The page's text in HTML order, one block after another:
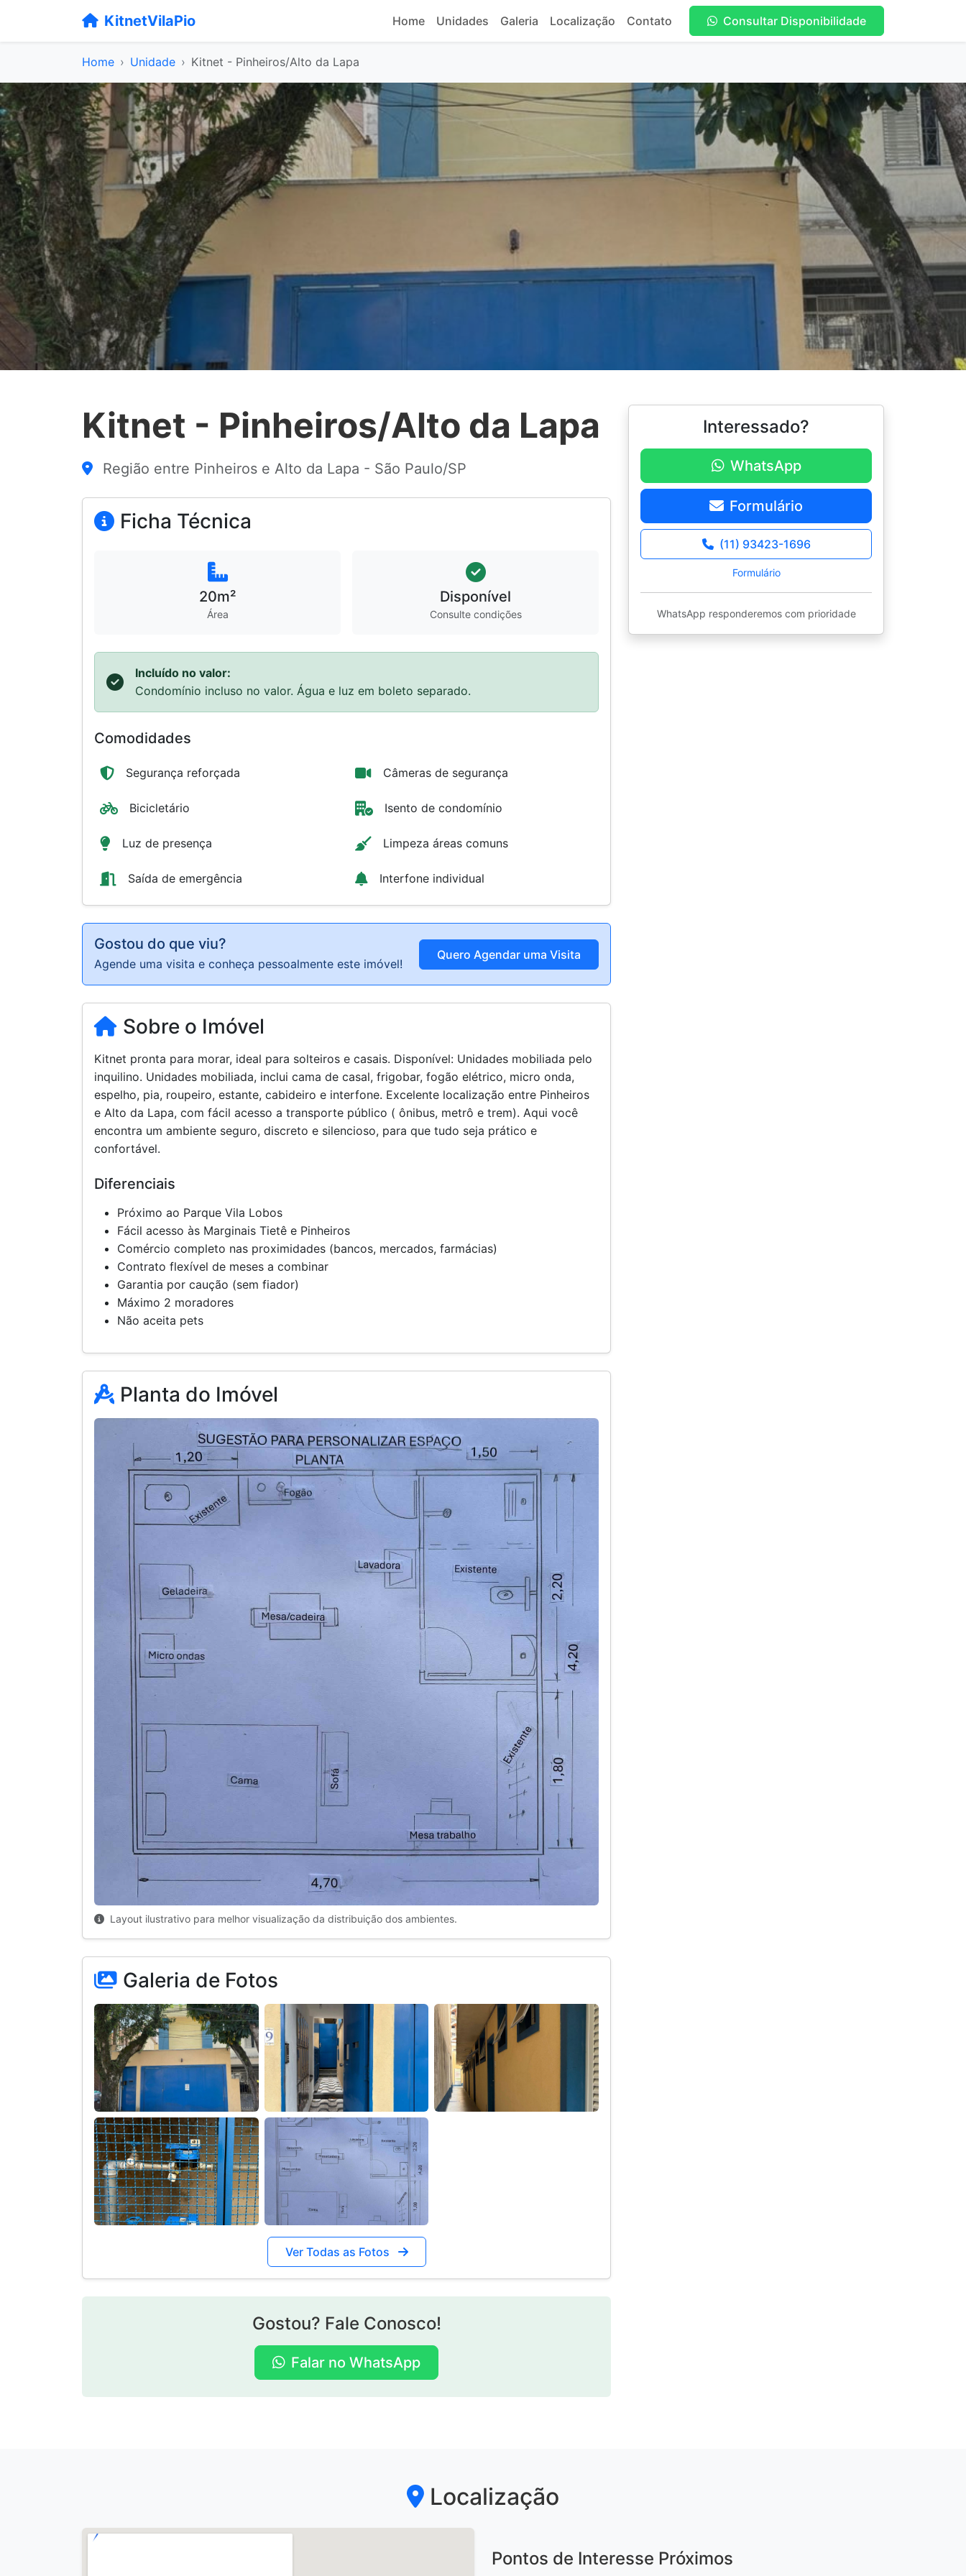
KitnetVilaPio Home Unidades Galeria Localização Contato Consultar Disponibilidade
Home Unidade Kitnet - Pinheiros/Alto da Lapa
Kitnet - Pinheiros/Alto da Lapa
Região entre Pinheiros e Alto da Lapa - São Paulo/SP
Ficha Técnica
20m²
Área
Disponível
Consulte condições
Comodidades
Segurança reforçada Câmeras de segurança
Bicicletário
Luz de presença Limpeza áreas comuns
Saída de emergência Interfone individual
Sobre o Imóvel
Kitnet pronta para morar, ideal para solteiros e casais. Disponível: Unidades mobiliada pelo
inquilino. Unidades mobiliada, inclui cama de casal, frigobar, fogão elétrico, micro onda,
espelho, pia, roupeiro, estante, cabideiro e interfone. Excelente localização entre Pinheiros
e Alto da Lapa, com fácil acesso a transporte público ( ônibus, metrô e trem). Aqui você
encontra um ambiente seguro, discreto e silencioso, para que tudo seja prático e
Diferenciais
Próximo ao Parque Vila Lobos
Fácil acesso às Marginais Tietê e Pinheiros
Comércio completo nas proximidades (bancos, mercados, farmácias)
Contrato flexível de meses a combinar
Garantia por caução (sem fiador)
Máximo 2 moradores
Planta do Imóvel
Layout ilustrativo para melhor visualização da distribuição dos ambientes.
Galeria de Fotos
Ver Todas as Fotos
Gostou? Fale Conosco!
Falar no WhatsApp
Interessado?
WhatsApp
Formulário
(11) 93423-1696
Formulário
WhatsApp responderemos com prioridade
Localização
Pontos de Interesse Próximos
Marginal Pinheiros:
Unidade UPA - Hospitalar:900 metros